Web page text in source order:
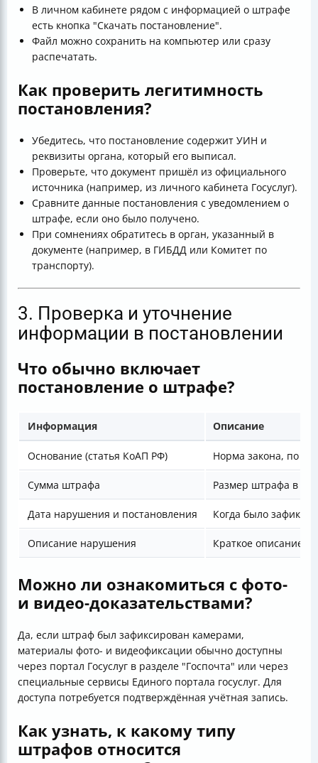
В личном кабинете рядом с информацией о штрафе
есть кнопка "Скачать постановление".
Файл можно сохранить на компьютер или сразу
распечатать.
Как проверить легитимность
постановления?
Убедитесь, что постановление содержит УИН и
реквизиты органа, который его выписал.
Проверьте, что документ пришёл из официального
источника (например, из личного кабинета Госуслуг).
Сравните данные постановления с уведомлением о
штрафе, если оно было получено.
При сомнениях обратитесь в орган, указанный в
документе (например, в ГИБДД или Комитет по
транспорту).
3. Проверка и уточнение
информации в постановлении
Что обычно включает
постановление о штрафе?
Информация Описание
Основание (статья КоАП РФ) Норма закона, по
Сумма штрафа Размер штрафа в
Дата нарушения и постановления Когда было
Описание нарушения Краткое описание
Можно ли ознакомиться с фото-
и видео-доказательствами?
Да, если штраф был зафиксирован камерами,
материалы фото- и видеофиксации обычно доступны
через портал Госуслуг в разделе "Госпочта" или через
специальные сервисы Единого портала госуслуг. Для
доступа потребуется подтверждённая учётная запись.
Как узнать, к какому типу
штрафов относится